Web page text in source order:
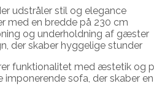
udstråler stil og elegance
med en bredde på 230 cm
og underholdning af gæster
der skaber hyggelige stunder
funktionalitet med æstetik og
imponerende sofa, der skaber